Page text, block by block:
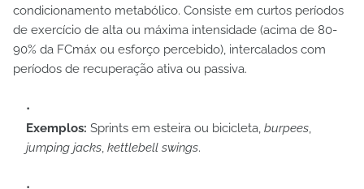
condicionamento metabólico. Consiste em curtos períodos
de exercício de alta ou máxima intensidade (acima de 80-
90% da FCmáx ou esforço percebido), intercalados com
períodos de recuperação ativa ou passiva.
Exemplos: Sprints em esteira ou bicicleta, burpees,
jumping jacks, kettlebell swings.